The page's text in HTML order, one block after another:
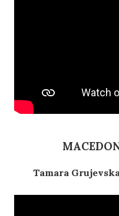
Tamara